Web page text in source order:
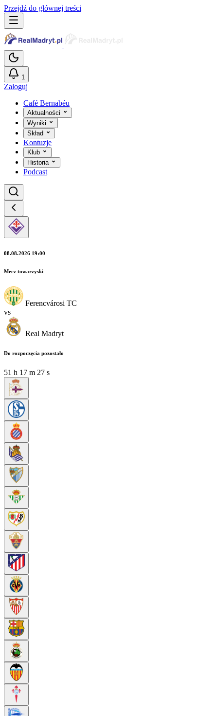
Przejdź do głównej treści
1
Zaloguj
Café Bernabéu
Aktualności
Wyniki
Skład
Kontuzje
Klub
Historia
Podcast
08.08.2026 19:00
Mecz towarzyski
Ferencvárosi TC
vs
Real Madryt
Do rozpoczęcia pozostało
51 h 17 m 25 s